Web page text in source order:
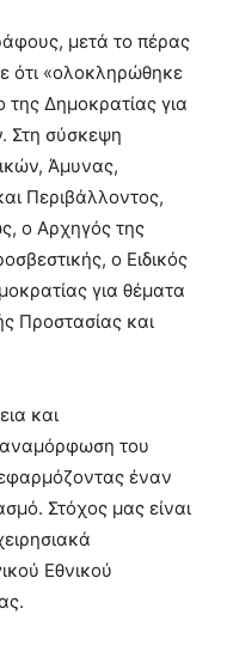
μετά το πέρας
ότι «ολοκληρώθηκε
Δημοκρατίας για
Στη σύσκεψη
Άμυνας,
Περιβάλλοντος,
ο Αρχηγός της
ο Ειδικός
για θέματα
Προστασίας και
και
αναμόρφωση του
έναν
Στόχος μας είναι
Εθνικού